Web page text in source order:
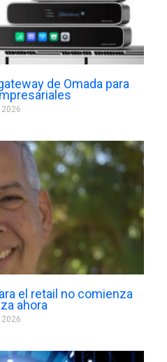
de Omada para
el retail no comienza
ahora